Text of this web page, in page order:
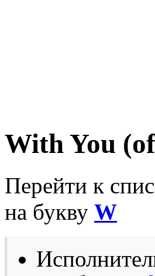
With You
Перейти к
на букву W